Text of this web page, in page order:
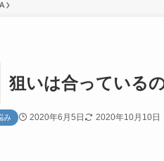
狙いは合っている
み 2020年6月5日 2020年10月10日